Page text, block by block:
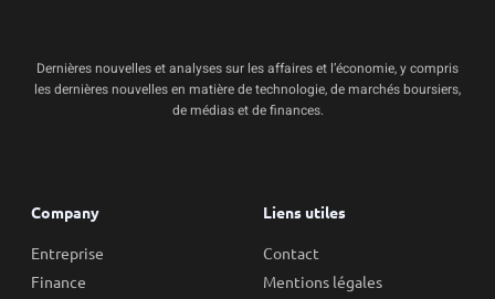
Dernières nouvelles et analyses sur les affaires et l’économie, y compris
les dernières nouvelles en matière de technologie, de marchés boursiers,
de médias et de finances.
Company
Entreprise
Finance
Liens utiles
Contact
Mentions légales